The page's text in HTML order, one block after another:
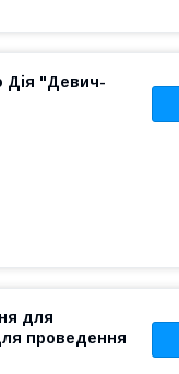
Дія "Девич-
для
проведення